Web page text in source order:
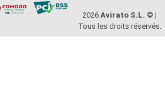
2026Avirato S.L. © |
Tous les droits réservés.